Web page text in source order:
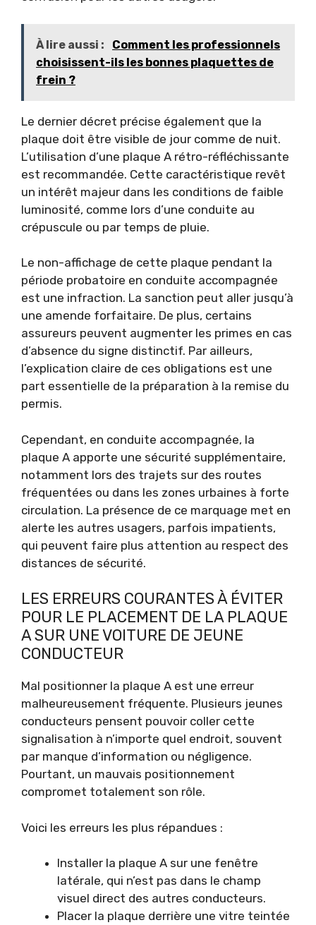
À lire aussi :
Comment les professionnels
choisissent-ils les bonnes plaquettes de
frein ?
Le dernier décret précise également que la
plaque doit être visible de jour comme de nuit.
L’utilisation d’une plaque A rétro-réfléchissante
est recommandée. Cette caractéristique revêt
un intérêt majeur dans les conditions de faible
luminosité, comme lors d’une conduite au
crépuscule ou par temps de pluie.
Le non-affichage de cette plaque pendant la
période probatoire en conduite accompagnée
est une infraction. La sanction peut aller jusqu’à
une amende forfaitaire. De plus, certains
assureurs peuvent augmenter les primes en cas
d’absence du signe distinctif. Par ailleurs,
l’explication claire de ces obligations est une
part essentielle de la préparation à la remise du
permis.
Cependant, en conduite accompagnée, la
plaque A apporte une sécurité supplémentaire,
notamment lors des trajets sur des routes
fréquentées ou dans les zones urbaines à forte
circulation. La présence de ce marquage met en
alerte les autres usagers, parfois impatients,
qui peuvent faire plus attention au respect des
distances de sécurité.
LES ERREURS COURANTES À ÉVITER
POUR LE PLACEMENT DE LA PLAQUE
A SUR UNE VOITURE DE JEUNE
CONDUCTEUR
Mal positionner la plaque A est une erreur
malheureusement fréquente. Plusieurs jeunes
conducteurs pensent pouvoir coller cette
signalisation à n’importe quel endroit, souvent
par manque d’information ou négligence.
Pourtant, un mauvais positionnement
compromet totalement son rôle.
Voici les erreurs les plus répandues :
Installer la plaque A sur une fenêtre
latérale, qui n’est pas dans le champ
visuel direct des autres conducteurs.
Placer la plaque derrière une vitre teintée